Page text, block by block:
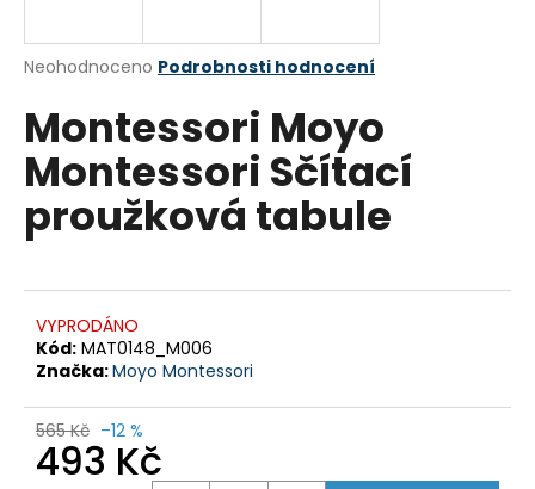
Průměrné
produktu
je
0,0
5
hvězdiček.
Neohodnoceno Podrobnosti hodnocení
Montessori Moyo
Montessori Sčítací
proužková tabule
VYPRODÁNO
Kód: MAT0148_M006
Značka:Moyo Montessori
565 Kč –12 %
493 Kč
j
t
?
D
o
p
o